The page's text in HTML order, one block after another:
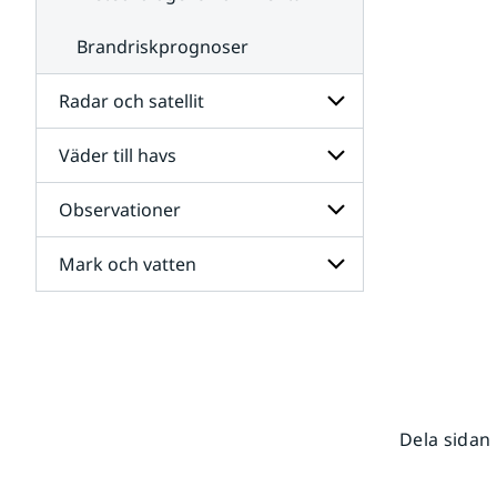
Brandriskprognoser
Radar och satellit
Undersidor
för
Radar
och
satellit
Väder till havs
Undersidor
för
Väder
till
havs
Observationer
Undersidor
för
Mark och vatten
Dela sidan